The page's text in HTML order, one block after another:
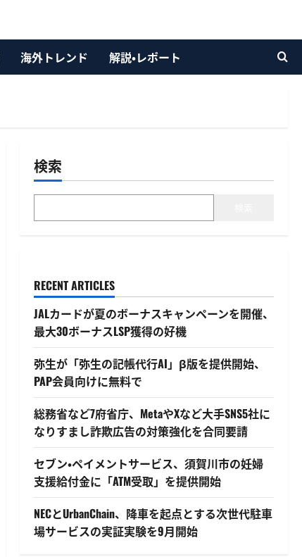
海外トレンド 解説・レポート
検索
RECENT ARTICLES
JALカードが夏のボーナスキャンペーンを開催、
最大30ボーナスLSP獲得の好機
弥生が「弥生の記帳代行AI」β版を提供開始、
PAP会員向けに無料で
総務省など7府省庁、MetaやXなど大手SNS5社に
なりすまし詐欺広告の対策強化を合同要請
セブン・ペイメントサービス、須賀川市の妊婦
支援給付金に「ATM受取」を提供開始
NECとUrbanChain、降車を起点とする次世代駐車
場サービスの実証実験を9月開始